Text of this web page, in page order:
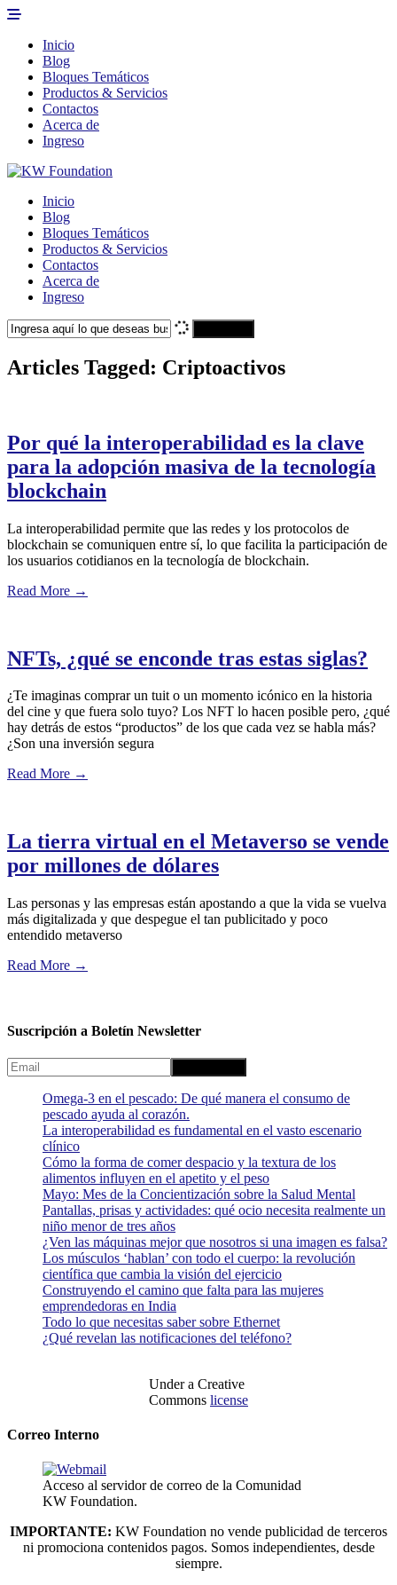
Inicio
Blog
Bloques Temáticos
Productos & Servicios
Contactos
Acerca de
Ingreso
Inicio
Blog
Bloques Temáticos
Productos & Servicios
Contactos
Acerca de
Ingreso
Articles Tagged: Criptoactivos
Por qué la interoperabilidad es la clave
para la adopción masiva de la tecnología
blockchain
La interoperabilidad permite que las redes y los protocolos de
blockchain se comuniquen entre sí, lo que facilita la participación de
los usuarios cotidianos en la tecnología de blockchain.
Read More →
NFTs, ¿qué se enconde tras estas siglas?
¿Te imaginas comprar un tuit o un momento icónico en la historia
del cine y que fuera solo tuyo? Los NFT lo hacen posible pero, ¿qué
hay detrás de estos “productos” de los que cada vez se habla más?
¿Son una inversión segura
Read More →
La tierra virtual en el Metaverso se vende
por millones de dólares
Las personas y las empresas están apostando a que la vida se vuelva
más digitalizada y que despegue el tan publicitado y poco
entendido metaverso
Read More →
Suscripción a Boletín Newsletter
Omega-3 en el pescado: De qué manera el consumo de
pescado ayuda al corazón.
La interoperabilidad es fundamental en el vasto escenario
clínico
Cómo la forma de comer despacio y la textura de los
alimentos influyen en el apetito y el peso
Mayo: Mes de la Concientización sobre la Salud Mental
Pantallas, prisas y actividades: qué ocio necesita realmente un
niño menor de tres años
¿Ven las máquinas mejor que nosotros si una imagen es falsa?
Los músculos ‘hablan’ con todo el cuerpo: la revolución
científica que cambia la visión del ejercicio
Construyendo el camino que falta para las mujeres
emprendedoras en India
Todo lo que necesitas saber sobre Ethernet
¿Qué revelan las notificaciones del teléfono?
Under a Creative
Commons license
Correo Interno
Acceso al servidor de correo de la Comunidad
KW Foundation.
IMPORTANTE: KW Foundation no vende publicidad de terceros
ni promociona contenidos pagos. Somos independientes, desde
siempre.